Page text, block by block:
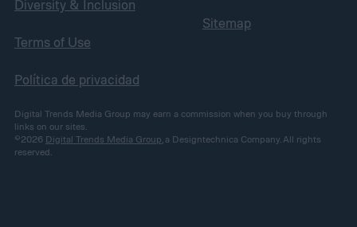
Diversity & Inclusion
Terms of Use
Política de privacidad
Sitemap
Digital Trends Media Group may earn a commission when you buy through
links on our sites.
©2026 Digital Trends Media Group, a Designtechnica Company. All rights
reserved.